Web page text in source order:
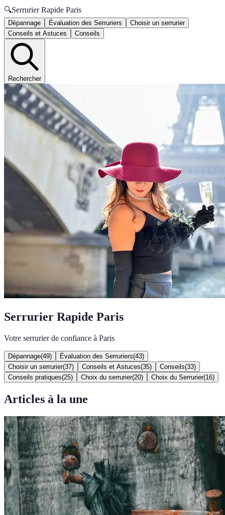
🔍Serrurier Rapide Paris
Dépannage Évaluation des Serruriers
Choisir un serrurier
Conseils et Astuces
Conseils
Rechercher
Serrurier Rapide Paris
Votre serrurier de confiance à Paris
Dépannage(49) Évaluation des Serruriers(43)
Choisir un serrurier(37) Conseils et Astuces(35) Conseils(33)
Conseils pratiques(25) Choix du serrurier(20) Choix du Serrurier(16)
Articles à la une